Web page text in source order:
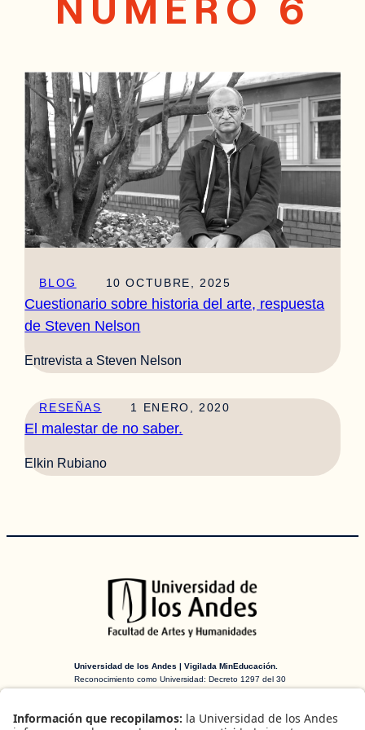
BLOG 10 OCTUBRE, 2025
Cuestionario sobre historia del arte, respuesta
de Steven Nelson
Entrevista a Steven Nelson
RESEÑAS 1 ENERO, 2020
El malestar de no saber.
Elkin Rubiano
Universidad de los Andes | Vigilada MinEducación.
Reconocimiento como Universidad: Decreto 1297 del 30